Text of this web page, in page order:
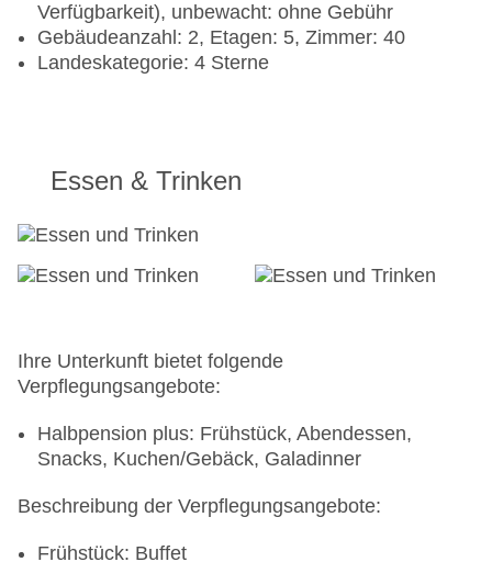
Verfügbarkeit), unbewacht: ohne Gebühr
Gebäudeanzahl: 2, Etagen: 5, Zimmer: 40
Landeskategorie: 4 Sterne
Essen & Trinken
Ihre Unterkunft bietet folgende
Verpflegungsangebote:
Halbpension plus: Frühstück, Abendessen,
Snacks, Kuchen/Gebäck, Galadinner
Beschreibung der Verpflegungsangebote:
Frühstück: Buffet